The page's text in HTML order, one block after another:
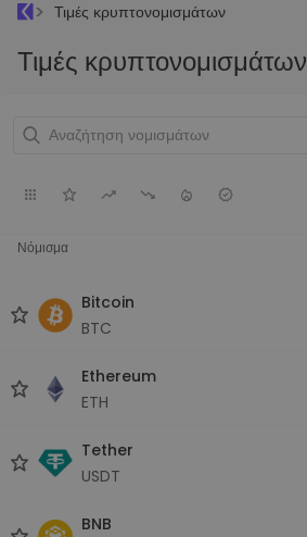
Τιμές κρυπτονομισμάτων
Τιμές κρυπτονομισμάτων
Νόμισμα
Bitcoin
BTC
Ethereum
ETH
Tether
USDT
BNB